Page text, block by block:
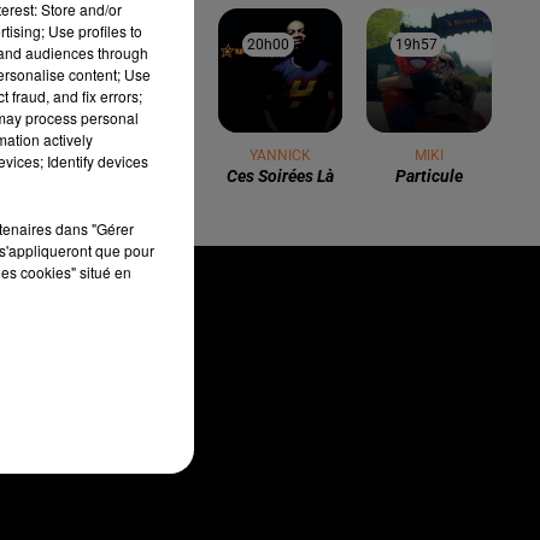
AVRIL DEL MAR
20h00
20h00
YANNICK
Ces Soirées Là
19h57
19h57
MIKI
Particule
Store and/or
Use profiles to
audiences through
content; Use
fraud, and fix errors;
process personal
actively
Identify devices
dans "Gérer
que pour
cookies" situé en